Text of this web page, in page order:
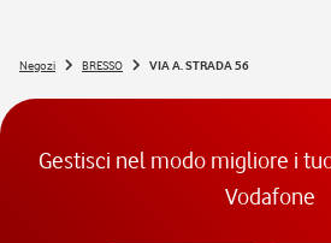
Negozi BRESSO VIA A. STRADA 56
Gestisci nel modo migliore i
Vodafone